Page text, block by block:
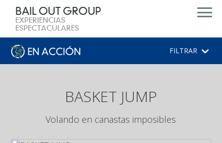
FILTRAR
BASKET JUMP
Volando en canastas imposibles